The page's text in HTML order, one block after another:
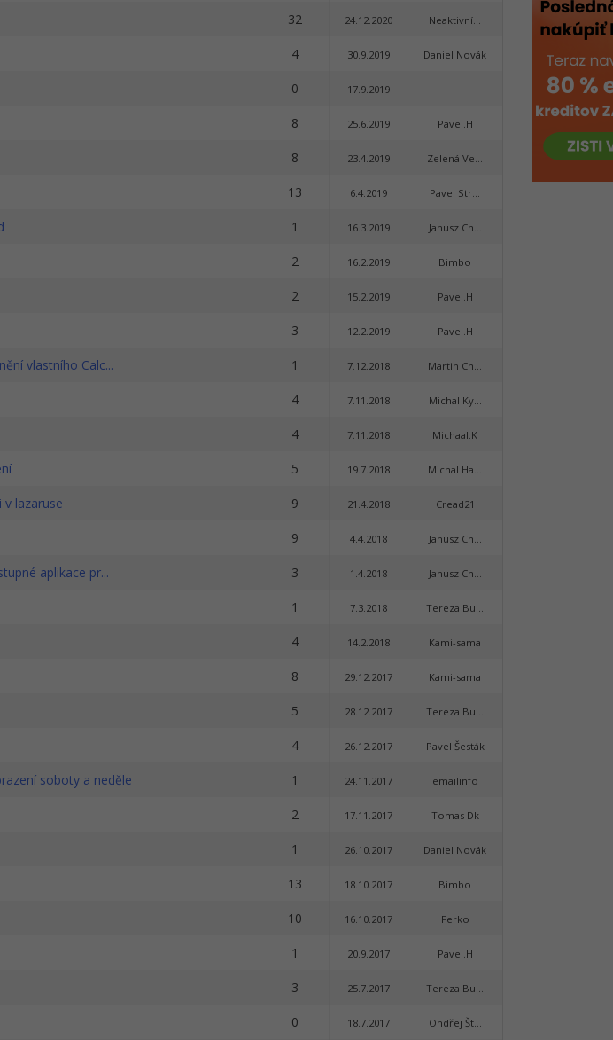
32 24.12.2020 Neaktivní...
4 30.9.2019 Daniel Novák
0 17.9.2019
8 25.6.2019 Pavel.H
8 23.4.2019 Zelená Ve...
13 6.4.2019 Pavel Str...
1 16.3.2019 Janusz Ch...
2 16.2.2019 Bimbo
2 15.2.2019 Pavel.H
3 12.2.2019 Pavel.H
vlastního Calc... 1 7.12.2018 Martin Ch...
4 7.11.2018 Michal Ky...
4 7.11.2018 Michaal.K
5 19.7.2018 Michal Ha...
lazaruse 9 21.4.2018 Cread21
9 4.4.2018 Janusz Ch...
aplikace pr... 3 1.4.2018 Janusz Ch...
1 7.3.2018 Tereza Bu...
4 14.2.2018 Kami-sama
8 29.12.2017 Kami-sama
5 28.12.2017 Tereza Bu...
4 26.12.2017 Pavel Šesták
soboty a neděle 1 24.11.2017 emailinfo
2 17.11.2017 Tomas Dk
1 26.10.2017 Daniel Novák
13 18.10.2017 Bimbo
10 16.10.2017 Ferko
1 20.9.2017 Pavel.H
3 25.7.2017 Tereza Bu...
0 18.7.2017 Ondřej Št...